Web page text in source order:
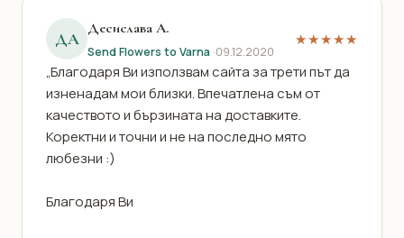
ДА
Десислава А.
Send Flowers to Varna ·09.12.2020
★★★★★
„Благодаря Ви използвам сайта за трети път да
изненадам мои близки. Впечатлена съм от
качеството и бързината на доставките.
Коректни и точни и не на последно мято
любезни :)
Благодаря Ви